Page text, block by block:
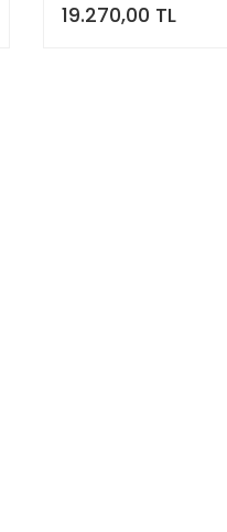
19.270,00 TL